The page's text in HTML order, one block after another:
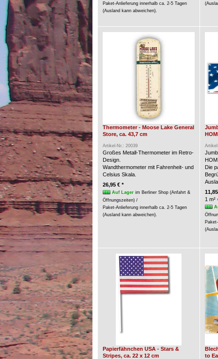
Paket-Anlieferung innerhalb ca. 2-5 Tagen
(Ausland kann abweichen).
Thermometer - Moose Lake General
Store, ca. 43,7 cm
Artikel-Nr.: 20039
Großes Metall-Thermometer im Retro-
Design.
Wandthermometer mit Fahrenheit- und
Celsius Skala.
26,95 € *
Auf Lagerim Berliner Shop (Anfahrt &
Öffnungszeiten) /
Paket-Anlieferung innerhalb ca. 2-5 Tagen
(Ausland kann abweichen).
Die
1 m²
Papierfähnchen USA - Stars &
Stripes, ca. 22 x 12 cm
to